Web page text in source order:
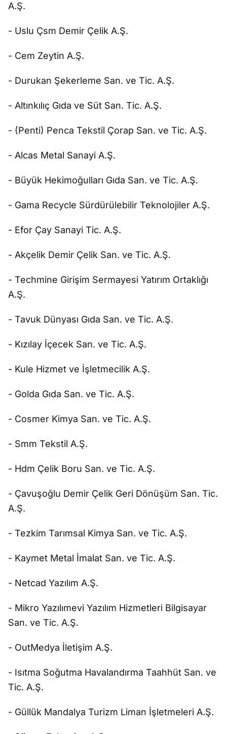
A.Ş.
- Uslu Çsm Demir Çelik A.Ş.
- Cem Zeytin A.Ş.
- Durukan Şekerleme San. ve Tic. A.Ş.
- Altınkılıç Gıda ve Süt San. Tic. A.Ş.
- (Penti) Penca Tekstil Çorap San. ve Tic. A.Ş.
- Alcas Metal Sanayi A.Ş.
- Büyük Hekimoğulları Gıda San. ve Tic. A.Ş.
- Gama Recycle Sürdürülebilir Teknolojiler A.Ş.
- Efor Çay Sanayi Tic. A.Ş.
- Akçelik Demir Çelik San. ve Tic. A.Ş.
- Techmine Girişim Sermayesi Yatırım Ortaklığı
A.Ş.
- Tavuk Dünyası Gıda San. ve Tic. A.Ş.
- Kızılay İçecek San. ve Tic. A.Ş.
- Kule Hizmet ve İşletmecilik A.Ş.
- Golda Gıda San. ve Tic. A.Ş.
- Cosmer Kimya San. ve Tic. A.Ş.
- Smm Tekstil A.Ş.
- Hdm Çelik Boru San. ve Tic. A.Ş.
- Çavuşoğlu Demir Çelik Geri Dönüşüm San. Tic.
A.Ş.
- Tezkim Tarımsal Kimya San. ve Tic. A.Ş.
- Kaymet Metal İmalat San. ve Tic. A.Ş.
- Netcad Yazılım A.Ş.
- Mikro Yazılımevi Yazılım Hizmetleri Bilgisayar
San. ve Tic. A.Ş.
- OutMedya İletişim A.Ş.
- Isıtma Soğutma Havalandırma Taahhüt San. ve
Tic. A.Ş.
- Güllük Mandalya Turizm Liman İşletmeleri A.Ş.